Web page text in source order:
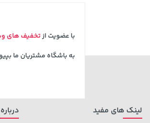
با عضویت ازتخفیف های
به باشگاه مشتریان ما
لینک های مفید